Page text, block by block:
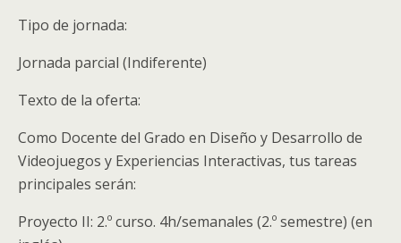
Tipo de jornada:
Jornada parcial (Indiferente)
Texto de la oferta:
Como Docente del Grado en Diseño y Desarrollo de
Videojuegos y Experiencias Interactivas, tus tareas
principales serán:
Proyecto II: 2.º curso. 4h/semanales (2.º semestre) (en